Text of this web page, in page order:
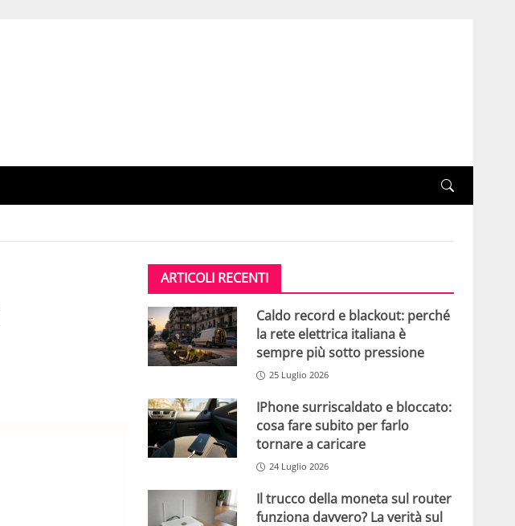
ARTICOLI RECENTI
Caldo record e blackout: perché
la rete elettrica italiana è
sempre più sotto pressione
25 Luglio 2026
IPhone surriscaldato e bloccato:
cosa fare subito per farlo
tornare a caricare
24 Luglio 2026
Il trucco della moneta sul router
funziona davvero? La verità sul